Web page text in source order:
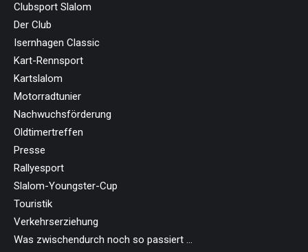
Clubsport Slalom
Der Club
Isernhagen Classic
Kart-Rennsport
Kartslalom
Motorradtunier
Nachwuchsförderung
Oldtimertreffen
Presse
Rallyesport
Slalom-Youngster-Cup
Touristik
Verkehrserziehung
Was zwischendurch noch so passiert …